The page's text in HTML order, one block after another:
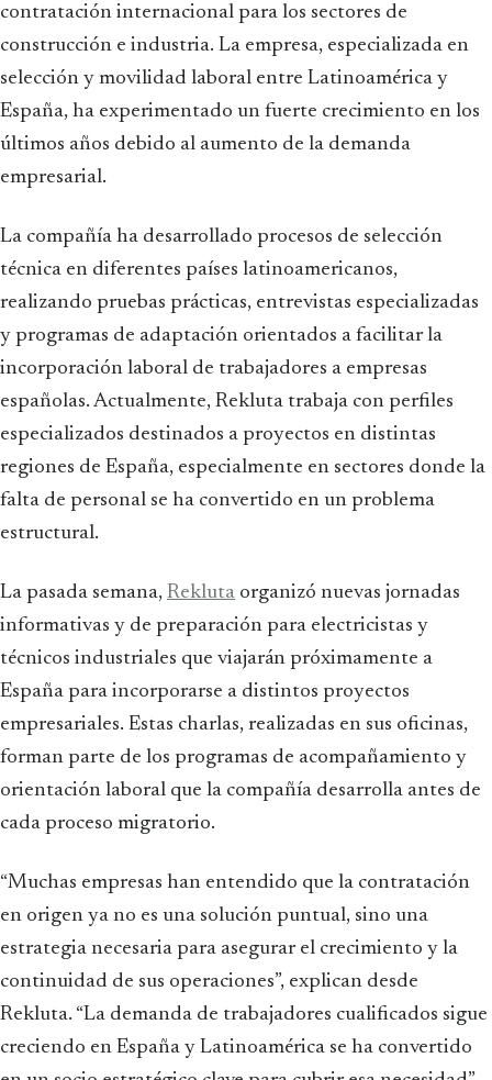
contratación internacional para los sectores de
construcción e industria. La empresa, especializada en
selección y movilidad laboral entre Latinoamérica y
España, ha experimentado un fuerte crecimiento en los
últimos años debido al aumento de la demanda
empresarial.
La compañía ha desarrollado procesos de selección
técnica en diferentes países latinoamericanos,
realizando pruebas prácticas, entrevistas especializadas
y programas de adaptación orientados a facilitar la
incorporación laboral de trabajadores a empresas
españolas. Actualmente, Rekluta trabaja con perfiles
especializados destinados a proyectos en distintas
regiones de España, especialmente en sectores donde la
falta de personal se ha convertido en un problema
estructural.
La pasada semana, Rekluta organizó nuevas jornadas
informativas y de preparación para electricistas y
técnicos industriales que viajarán próximamente a
España para incorporarse a distintos proyectos
empresariales. Estas charlas, realizadas en sus oficinas,
forman parte de los programas de acompañamiento y
orientación laboral que la compañía desarrolla antes de
cada proceso migratorio.
“Muchas empresas han entendido que la contratación
en origen ya no es una solución puntual, sino una
estrategia necesaria para asegurar el crecimiento y la
continuidad de sus operaciones”, explican desde
Rekluta. “La demanda de trabajadores cualificados sigue
creciendo en España y Latinoamérica se ha convertido